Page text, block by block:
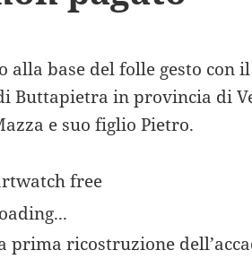
alla base del folle gesto con
Buttapietra in provincia di
e suo figlio Pietro.
ricostruzione